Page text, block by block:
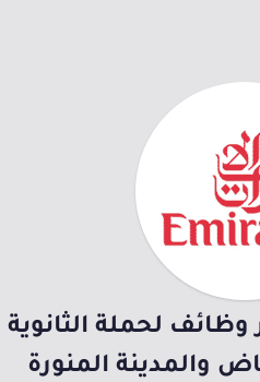
وظائف لحملة الثانوية
والمدينة المنورة